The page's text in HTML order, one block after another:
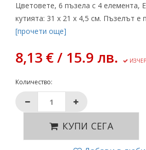
Цветовете, 6 пъзела с 4 елемента,
кутията: 31 x 21 x 4,5 см. Пъзелът е
[прочети още]
8,13 € / 15.9 лв.
Количество:
КУПИ СЕГА